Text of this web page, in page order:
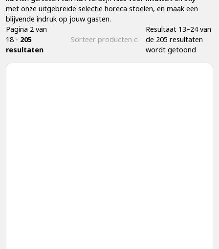
met onze uitgebreide selectie horeca stoelen, en maak een
blijvende indruk op jouw gasten.
Pagina 2 van
18 - 205
resultaten
Resultaat 13–24 van
de 205 resultaten
wordt getoond